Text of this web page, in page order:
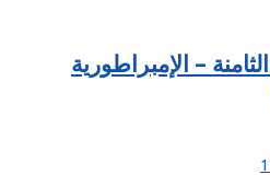
– الإمبراطورية